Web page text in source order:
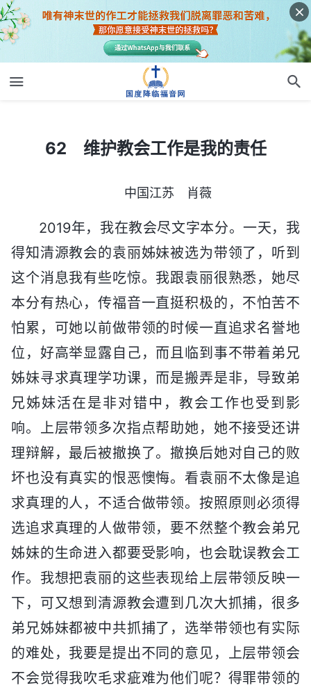
62 维护教会工作是我的责任
中国江苏 肖薇
2019年，我在教会尽文字本分。一天，我
得知清源教会的袁丽姊妹被选为带领了，听到
这个消息我有些吃惊。我跟袁丽很熟悉，她尽
本分有热心，传福音一直挺积极的，不怕苦不
怕累，可她以前做带领的时候一直追求名誉地
位，好高举显露自己，而且临到事不带着弟兄
姊妹寻求真理学功课，而是搬弄是非，导致弟
兄姊妹活在是非对错中，教会工作也受到影
响。上层带领多次指点帮助她，她不接受还讲
理辩解，最后被撤换了。撤换后她对自己的败
坏也没有真实的恨恶懊悔。看袁丽不太像是追
求真理的人，不适合做带领。按照原则必须得
选追求真理的人做带领，要不然整个教会弟兄
姊妹的生命进入都要受影响，也会耽误教会工
作。我想把袁丽的这些表现给上层带领反映一
下，可又想到清源教会遭到几次大抓捕，很多
弟兄姊妹都被中共抓捕了，选举带领也有实际
的难处，我要是提出不同的意见，上层带领会
不会觉得我吹毛求疵难为他们呢？得罪带领的